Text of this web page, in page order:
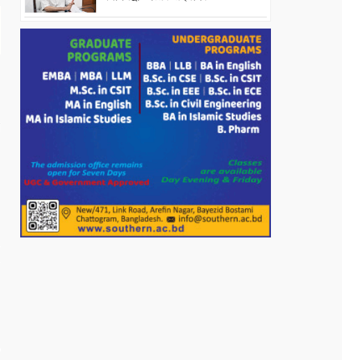
চন্দনাইশের হাশিমপুর ৪ নং ওয়ার্ডে
৫’শতাধিক হতদরিদ্র পরিবারের মাঝে
খাদ্যসামগ্রী বিতরণ করেন মনজুর
মোরশেদ
পরিবেশ রক্ষায় পাটগ্রামে ইহসান ইয়ুথ
সার্কেলের বৃক্ষরোপণ
বিএনপি নেতা গুরুতর আহত
মুক্তিযোদ্ধা দবির উদ্দিন ফাউন্ডেশন